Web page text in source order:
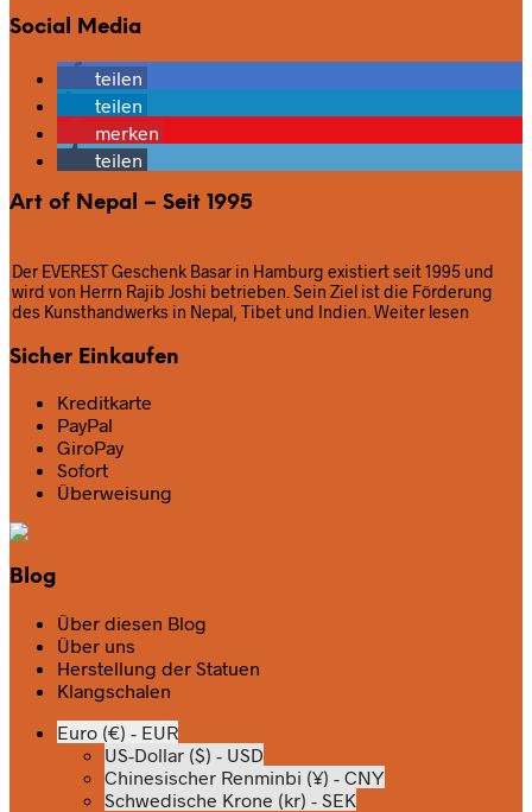
Social Media
teilen
teilen
merken
teilen
Art of Nepal – Seit 1995
Der EVEREST Geschenk Basar in Hamburg existiert seit 1995 und
wird von Herrn Rajib Joshi betrieben. Sein Ziel ist die Förderung
des Kunsthandwerks in Nepal, Tibet und Indien.Weiter lesen
Sicher Einkaufen
Kreditkarte
PayPal
GiroPay
Sofort
Überweisung
Blog
Über diesen Blog
Über uns
Herstellung der Statuen
Klangschalen
Euro (€) - EUR
US-Dollar ($) - USD
Chinesischer Renminbi (¥) - CNY
Schwedische Krone (kr) - SEK